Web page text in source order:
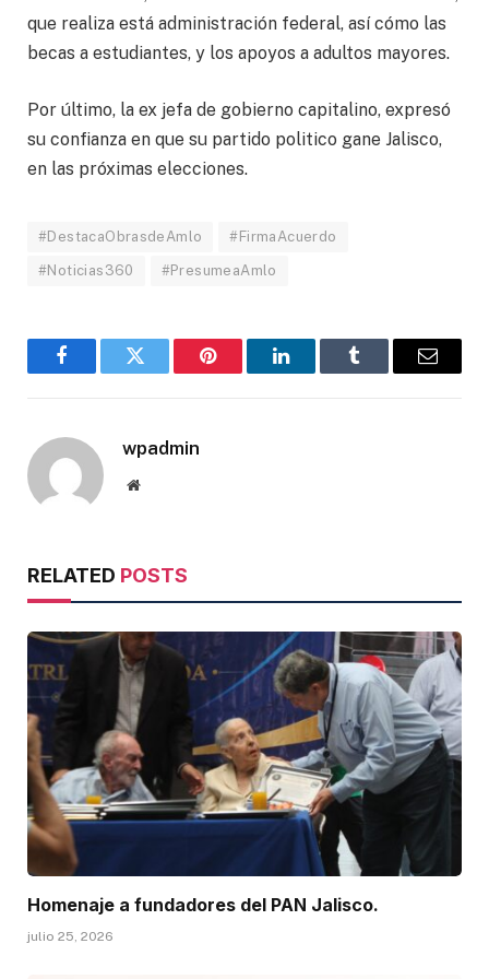
que realiza está administración federal, así cómo las
becas a estudiantes, y los apoyos a adultos mayores.
Por último, la ex jefa de gobierno capitalino, expresó
su confianza en que su partido politico gane Jalisco,
en las próximas elecciones.
#DestacaObrasdeAmlo #FirmaAcuerdo
#Noticias360 #PresumeaAmlo
FacebookTwitter Pinterest LinkedInTumblr Email
wpadmin
Website
RELATED POSTS
Homenaje a fundadores del PAN Jalisco.
julio 25, 2026